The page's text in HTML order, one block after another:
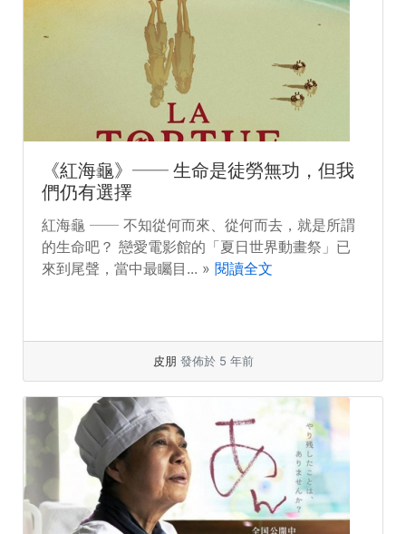
《紅海龜》── 生命是徒勞無功，但我
們仍有選擇
紅海龜 ── 不知從何而來、從何而去，就是所謂
的生命吧？ 戀愛電影館的「夏日世界動畫祭」已
來到尾聲，當中最矚目... » 閱讀全文
皮朋 發佈於 5 年前